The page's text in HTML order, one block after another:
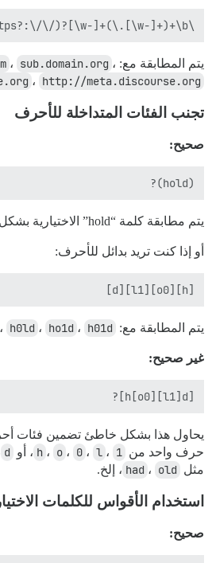
\b(?:https?:\/\/)?[\w-]+(\.[\w-]+)+\b
يتم المطابقة مع: ، sub.domain.org ،
، http://meta.discourse.org
تجنب الفئات المتداخلة للأحرف
صحيح:
(hold)?
يتم مطابقة كلمة “hold” الاختيارية بشكل صحيح.
أو إذا كنت تريد بدائل للأحرف:
[h][o0][l1][d]
يتم المطابقة مع: ، h0ld ، ho1d ، h01d
غير صحيح:
[h[o0][l1]d]?
يحاول هذا بشكل خاطئ تضمين فئات
حرف واحد من
h ، o ، 0 ، l ، 1 ، أو d
مثل
had ، old ، إلخ.
استخدام الأقواس للكلمات
صحيح: